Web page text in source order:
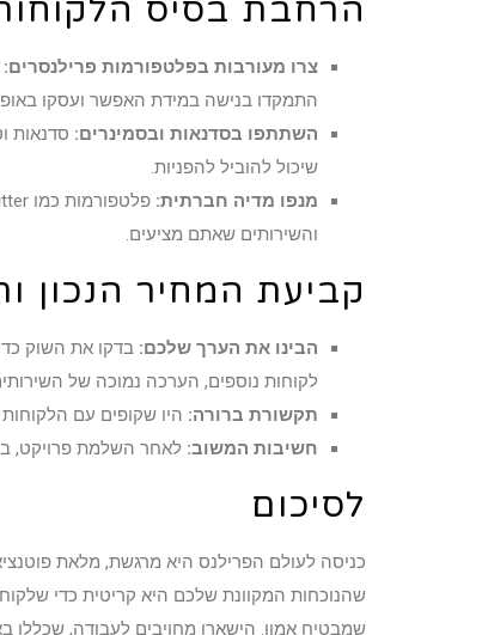
הרחבת בסיס
צרו מעורבות בפלטפורמות פרילנסרים:
התמקדו בנישה במידת האפשר ועסקו
השתתפו בסדנאות ובסמינרים: סדנאות
שיכול להוביל להפניות.
מנפו מדיה חברתית:
והשירותים שאתם מציעים.
קביעת המחיר הנכון
הבינו את הערך שלכם: בדקו את השוק
לקוחות נוספים, הערכה נמוכה של
תקשורת ברורה: היו שקופים עם
חשיבות המשוב: לאחר השלמת פרויקט,
לסיכום
כניסה לעולם הפרילנס היא מרגשת, מלאת
שהנוכחות המקוונת שלכם היא קריטית כדי
שמבטיח אמון. הישארו מחויבים לעבודה, שכללו